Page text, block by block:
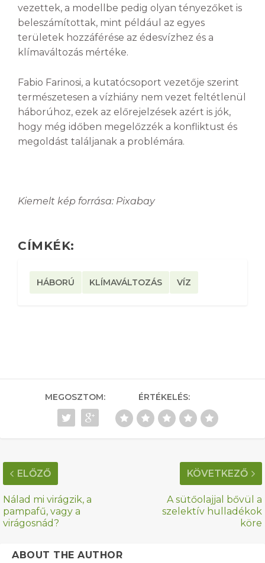
vezettek, a modellbe pedig olyan tényezőket is
beleszámítottak, mint például az egyes
területek hozzáférése az édesvízhez és a
klímaváltozás mértéke.
Fabio Farinosi, a kutatócsoport vezetője szerint
természetesen a vízhiány nem vezet feltétlenül
háborúhoz, ezek az előrejelzések azért is jók,
hogy még időben megelőzzék a konfliktust és
megoldást találjanak a problémára.
Kiemelt kép forrása: Pixabay
CÍMKÉK:
HÁBORÚ KLÍMAVÁLTOZÁS VÍZ
MEGOSZTOM: ÉRTÉKELÉS:
ELŐZŐ
Nálad mi virágzik, a
pampafű, vagy a
virágosnád?
KÖVETKEZŐ
A sütőolajjal bővül a
szelektív hulladékok
köre
ABOUT THE AUTHOR